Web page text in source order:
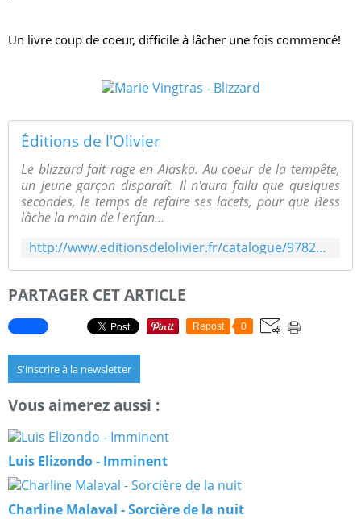
Un livre coup de coeur, difficile à lâcher une fois commencé!
Éditions de l'Olivier
Le blizzard fait rage en Alaska. Au coeur de la tempête,
un jeune garçon disparaît. Il n'aura fallu que quelques
secondes, le temps de refaire ses lacets, pour que Bess
lâche la main de l'enfan...
http://www.editionsdelolivier.fr/catalogue/9782823617054-blizzard
PARTAGER CET ARTICLE
Repost 0
S'inscrire à la newsletter
Vous aimerez aussi :
Luis Elizondo - Imminent
Charline Malaval - Sorcière de la nuit